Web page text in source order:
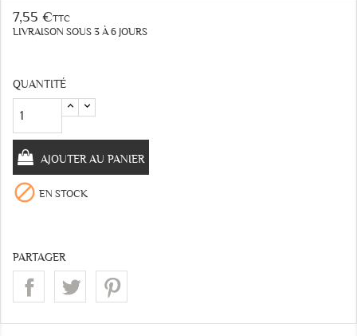
7,55 €TTC
LIVRAISON SOUS 3 À 6 JOURS
QUANTITÉ
AJOUTER AU PANIER
 EN STOCK
PARTAGER